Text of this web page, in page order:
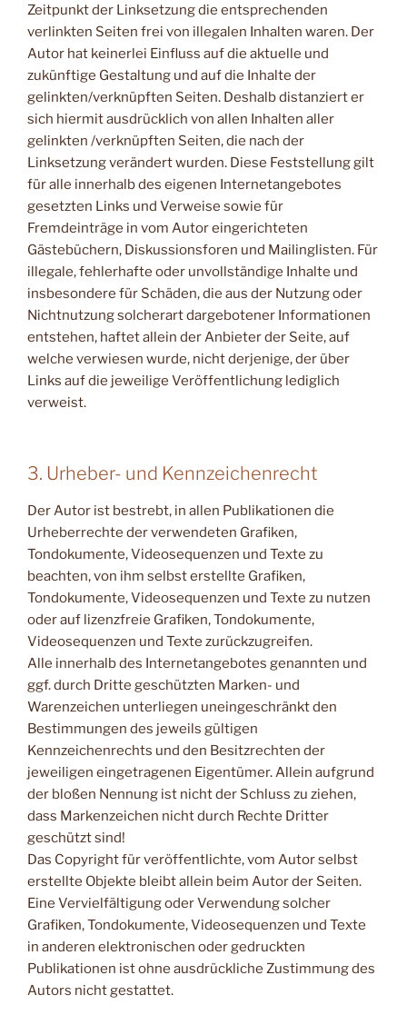
Zeitpunkt der Linksetzung die entsprechenden
verlinkten Seiten frei von illegalen Inhalten waren. Der
Autor hat keinerlei Einfluss auf die aktuelle und
zukünftige Gestaltung und auf die Inhalte der
gelinkten/verknüpften Seiten. Deshalb distanziert er
sich hiermit ausdrücklich von allen Inhalten aller
gelinkten /verknüpften Seiten, die nach der
Linksetzung verändert wurden. Diese Feststellung gilt
für alle innerhalb des eigenen Internetangebotes
gesetzten Links und Verweise sowie für
Fremdeinträge in vom Autor eingerichteten
Gästebüchern, Diskussionsforen und Mailinglisten. Für
illegale, fehlerhafte oder unvollständige Inhalte und
insbesondere für Schäden, die aus der Nutzung oder
Nichtnutzung solcherart dargebotener Informationen
entstehen, haftet allein der Anbieter der Seite, auf
welche verwiesen wurde, nicht derjenige, der über
Links auf die jeweilige Veröffentlichung lediglich
verweist.
3. Urheber- und Kennzeichenrecht
Der Autor ist bestrebt, in allen Publikationen die
Urheberrechte der verwendeten Grafiken,
Tondokumente, Videosequenzen und Texte zu
beachten, von ihm selbst erstellte Grafiken,
Tondokumente, Videosequenzen und Texte zu nutzen
oder auf lizenzfreie Grafiken, Tondokumente,
Videosequenzen und Texte zurückzugreifen.
Alle innerhalb des Internetangebotes genannten und
ggf. durch Dritte geschützten Marken- und
Warenzeichen unterliegen uneingeschränkt den
Bestimmungen des jeweils gültigen
Kennzeichenrechts und den Besitzrechten der
jeweiligen eingetragenen Eigentümer. Allein aufgrund
der bloßen Nennung ist nicht der Schluss zu ziehen,
dass Markenzeichen nicht durch Rechte Dritter
geschützt sind!
Das Copyright für veröffentlichte, vom Autor selbst
erstellte Objekte bleibt allein beim Autor der Seiten.
Eine Vervielfältigung oder Verwendung solcher
Grafiken, Tondokumente, Videosequenzen und Texte
in anderen elektronischen oder gedruckten
Publikationen ist ohne ausdrückliche Zustimmung des
Autors nicht gestattet.